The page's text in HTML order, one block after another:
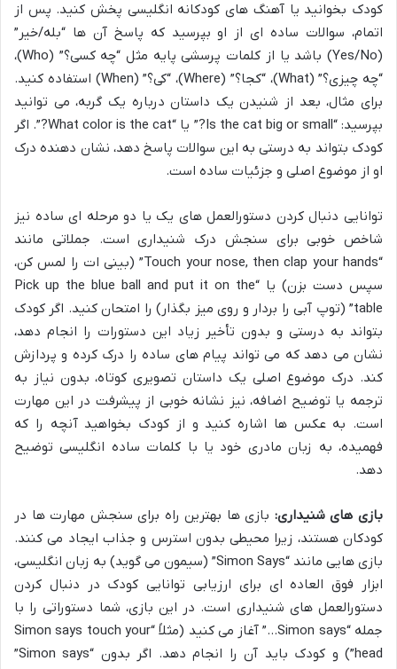
کودک بخوانید یا آهنگ های کودکانه انگلیسی پخش کنید. پس از
اتمام، سوالات ساده ای از او بپرسید که پاسخ آن ها “بله/خیر”
(Yes/No) باشد یا از کلمات پرسشی پایه مثل “چه کسی؟” (Who)،
“چه چیزی؟” (What)، “کجا؟” (Where)، “کی؟” (When) استفاده کنید.
برای مثال، بعد از شنیدن یک داستان درباره یک گربه، می توانید
بپرسید: “Is the cat big or small?” یا “What color is the cat?”. اگر
کودک بتواند به درستی به این سوالات پاسخ دهد، نشان دهنده درک
او از موضوع اصلی و جزئیات ساده است.
توانایی دنبال کردن دستورالعمل های یک یا دو مرحله ای ساده نیز
شاخص خوبی برای سنجش درک شنیداری است. جملاتی مانند
“Touch your nose, then clap your hands” (بینی ات را لمس کن،
سپس دست بزن) یا “Pick up the blue ball and put it on the
table” (توپ آبی را بردار و روی میز بگذار) را امتحان کنید. اگر کودک
بتواند به درستی و بدون تأخیر زیاد این دستورات را انجام دهد،
نشان می دهد که می تواند پیام های ساده را درک کرده و پردازش
کند. درک موضوع اصلی یک داستان تصویری کوتاه، بدون نیاز به
ترجمه یا توضیح اضافه، نیز نشانه خوبی از پیشرفت در این مهارت
است. به عکس ها اشاره کنید و از کودک بخواهید آنچه را که
فهمیده، به زبان مادری خود یا با کلمات ساده انگلیسی توضیح
دهد.
بازی های شنیداری: بازی ها بهترین راه برای سنجش مهارت ها در
کودکان هستند، زیرا محیطی بدون استرس و جذاب ایجاد می کنند.
بازی هایی مانند “Simon Says” (سیمون می گوید) به زبان انگلیسی،
ابزار فوق العاده ای برای ارزیابی توانایی کودک در دنبال کردن
دستورالعمل های شنیداری است. در این بازی، شما دستوراتی را با
جمله “Simon says…” آغاز می کنید (مثلاً “Simon says touch your
head”) و کودک باید آن را انجام دهد. اگر بدون “Simon says”